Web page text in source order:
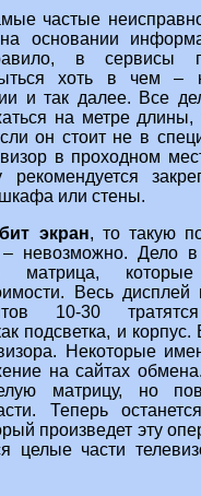
частые
основании
в сервисы
хоть в чем –
и так далее. Все
на метре длины,
он стоит не в
в проходном
или стены.
экран, то такую
– невозможно. Дело
матрица,
Весь
10-30
подсветка, и
Некоторые
на сайтах
матрицу, но
Теперь
произведет эту
целые части